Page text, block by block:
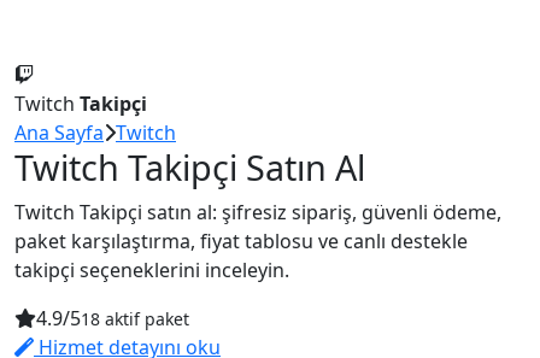
Twitch Takipçi
Ana Sayfa Twitch
Twitch Takipçi Satın Al
Twitch Takipçi satın al: şifresiz sipariş, güvenli ödeme,
paket karşılaştırma, fiyat tablosu ve canlı destekle
takipçi seçeneklerini inceleyin.
4.9/518 aktif paket
Hizmet detayını oku